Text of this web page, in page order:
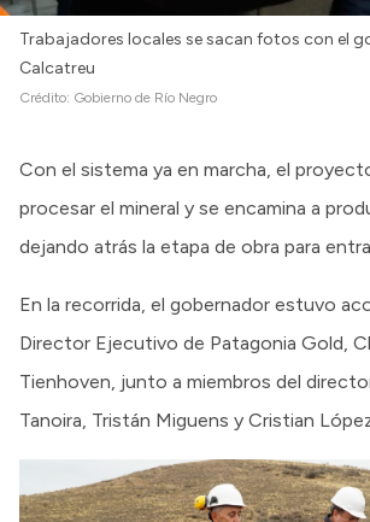
Trabajadores locales se sacan fotos con el
Calcatreu
Crédito: Gobierno de Río Negro
Con el sistema ya en marcha, el
procesar el mineral y se encamina a
dejando atrás la etapa de obra para
En la recorrida, el gobernador estuvo
Director Ejecutivo de Patagonia Gold,
Tienhoven, junto a miembros del
Tanoira, Tristán Miguens y Cristian